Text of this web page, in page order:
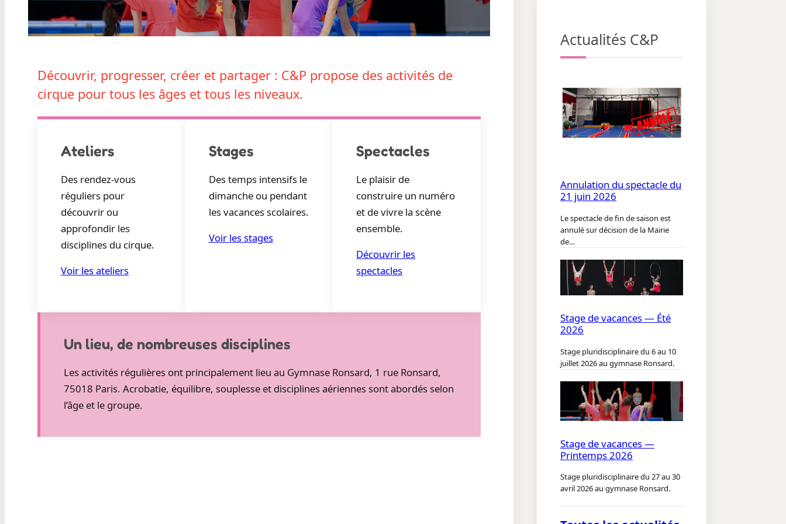
Découvrir, progresser, créer et partager : C&P propose des activités de
cirque pour tous les âges et tous les niveaux.
Ateliers
Des rendez-vous
réguliers pour
découvrir ou
approfondir les
disciplines du cirque.
Voir les ateliers
Stages
Des temps intensifs le
dimanche ou pendant
les vacances scolaires.
Voir les stages
Spectacles
Le plaisir de
construire un numéro
et de vivre la scène
ensemble.
Découvrir les
spectacles
Un lieu, de nombreuses disciplines
Les activités régulières ont principalement lieu au Gymnase Ronsard, 1 rue Ronsard,
75018 Paris. Acrobatie, équilibre, souplesse et disciplines aériennes sont abordés selon
l’âge et le groupe.
Actualités C&P
Annulation du spectacle du
21 juin 2026
Le spectacle de fin de saison est
annulé sur décision de la Mairie
de…
Stage de vacances — Été
2026
Stage pluridisciplinaire du 6 au 10
juillet 2026 au gymnase Ronsard.
Stage de vacances —
Printemps 2026
Stage pluridisciplinaire du 27 au 30
avril 2026 au gymnase Ronsard.